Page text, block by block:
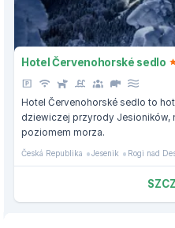
Hotel Červenohorské sedlo
Hotel Červenohorské sedlo to
dziewiczej przyrody Jesioników,
poziomem morza.
Česká Republika Jesenik Rogi nad